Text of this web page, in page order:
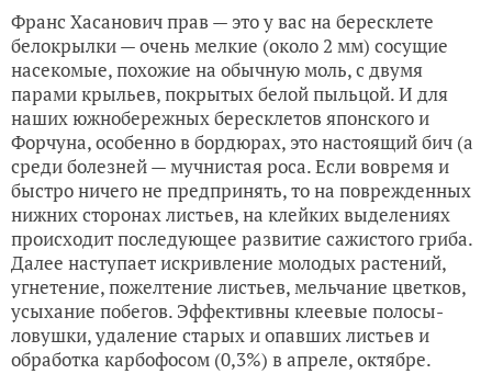
Франс Хасанович прав — это у вас на бересклете
белокрылки — очень мелкие (около 2 мм) сосущие
насекомые, похожие на обычную моль, с двумя
парами крыльев, покрытых белой пыльцой. И для
наших южнобережных бересклетов японского и
Форчуна, особенно в бордюрах, это настоящий бич (а
среди болезней — мучнистая роса. Если вовремя и
быстро ничего не предпринять, то на поврежденных
нижних сторонах листьев, на клейких выделениях
происходит последующее развитие сажистого гриба.
Далее наступает искривление молодых растений,
угнетение, пожелтение листьев, мельчание цветков,
усыхание побегов. Эффективны клеевые полосы-
ловушки, удаление старых и опавших листьев и
обработка карбофосом (0,3%) в апреле, октябре.